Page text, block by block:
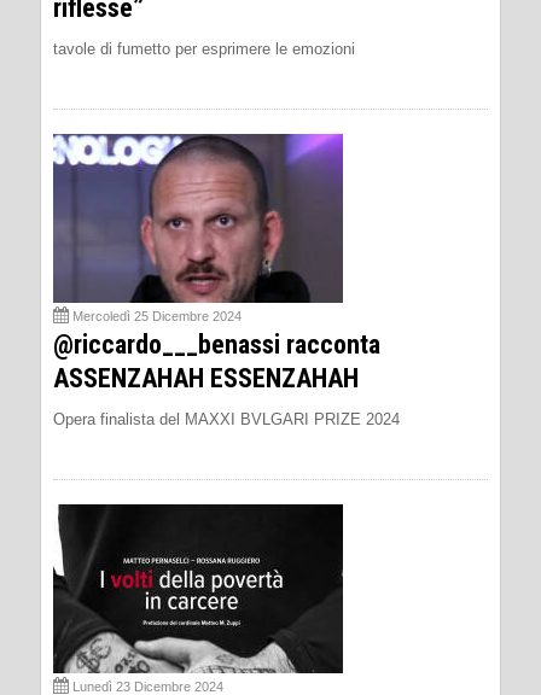
riflesse”
tavole di fumetto per esprimere le emozioni
Mercoledì 25 Dicembre 2024
@riccardo___benassi racconta
ASSENZAHAH ESSENZAHAH
Opera finalista del MAXXI BVLGARI PRIZE 2024
Lunedì 23 Dicembre 2024